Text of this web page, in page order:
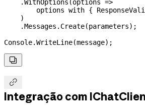
    .
WithOptions ( options =>
        options
with {
    )
    .
Messages . Create(parameters);
Console.WriteLine(message);


Integração com